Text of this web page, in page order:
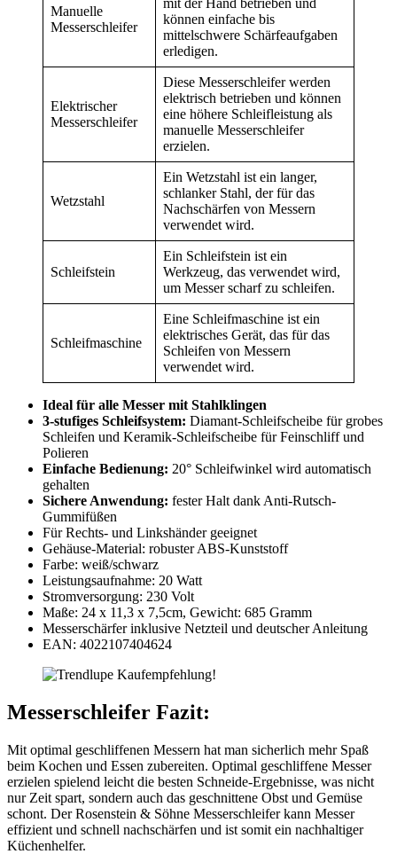
Manuelle
Messerschleifer
mit der Hand betrieben und
können einfache bis
mittelschwere Schärfeaufgaben
erledigen.
Elektrischer
Messerschleifer
Diese Messerschleifer werden
elektrisch betrieben und können
eine höhere Schleifleistung als
manuelle Messerschleifer
erzielen.
Wetzstahl
Ein Wetzstahl ist ein langer,
schlanker Stahl, der für das
Nachschärfen von Messern
verwendet wird.
Schleifstein
Ein Schleifstein ist ein
Werkzeug, das verwendet wird,
um Messer scharf zu schleifen.
Schleifmaschine
Eine Schleifmaschine ist ein
elektrisches Gerät, das für das
Schleifen von Messern
verwendet wird.
Ideal für alle Messer mit Stahlklingen
3-stufiges Schleifsystem: Diamant-Schleifscheibe für grobes
Schleifen und Keramik-Schleifscheibe für Feinschliff und
Polieren
Einfache Bedienung: 20° Schleifwinkel wird automatisch
gehalten
Sichere Anwendung: fester Halt dank Anti-Rutsch-
Gummifüßen
Für Rechts- und Linkshänder geeignet
Gehäuse-Material: robuster ABS-Kunststoff
Farbe: weiß/schwarz
Leistungsaufnahme: 20 Watt
Stromversorgung: 230 Volt
Maße: 24 x 11,3 x 7,5cm, Gewicht: 685 Gramm
Messerschärfer inklusive Netzteil und deutscher Anleitung
EAN: 4022107404624
Messerschleifer Fazit:
Mit optimal geschliffenen Messern hat man sicherlich mehr Spaß
beim Kochen und Essen zubereiten. Optimal geschliffene Messer
erzielen spielend leicht die besten Schneide-Ergebnisse, was nicht
nur Zeit spart, sondern auch das geschnittene Obst und Gemüse
schont. Der Rosenstein & Söhne Messerschleifer kann Messer
effizient und schnell nachschärfen und ist somit ein nachhaltiger
Küchenhelfer.